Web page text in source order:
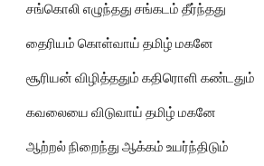
சங்கொலி எழுந்தது சங்கடம் தீர்ந்தது
தைரியம் கொள்வாய் தமிழ் மகனே
சூரியன் விழித்ததும் கதிரொளி கண்டதும்
கவலையை விடுவாய் தமிழ் மகனே
ஆற்றல் நிறைந்து ஆக்கம் உயர்ந்திடும்